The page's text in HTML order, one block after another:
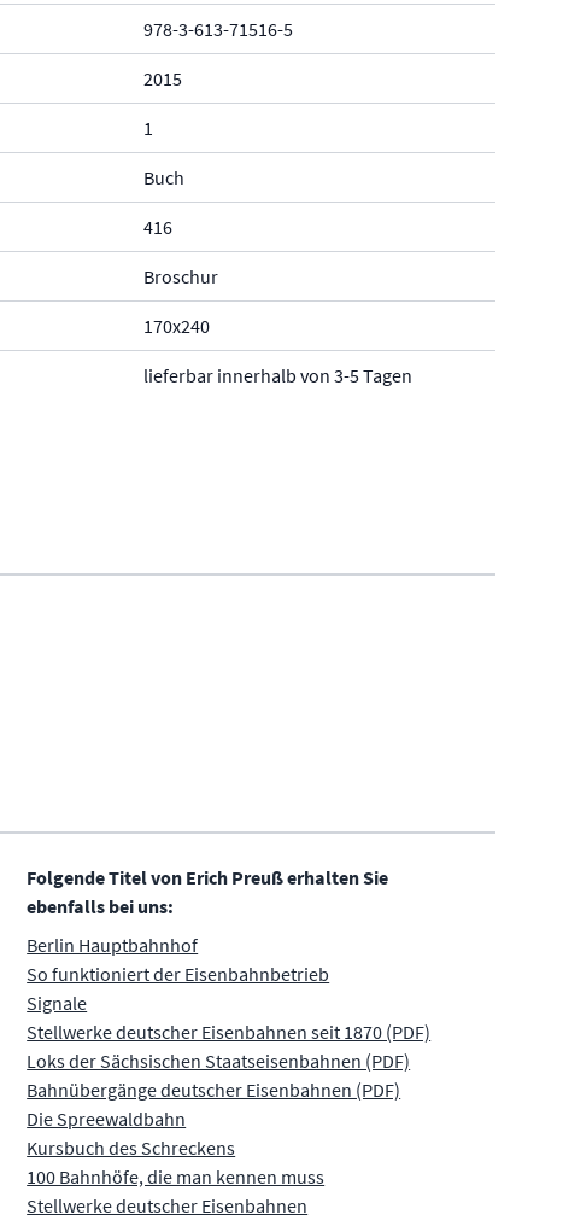
978-3-613-71516-5
2015
1
Buch
416
Broschur
170x240
lieferbar innerhalb von 3-5 Tagen
Folgende Titel von Erich Preuß erhalten Sie
ebenfalls bei uns:
Berlin Hauptbahnhof
So funktioniert der Eisenbahnbetrieb
Signale
Stellwerke deutscher Eisenbahnen seit 1870 (PDF)
Loks der Sächsischen Staatseisenbahnen (PDF)
Bahnübergänge deutscher Eisenbahnen (PDF)
Die Spreewaldbahn
Kursbuch des Schreckens
100 Bahnhöfe, die man kennen muss
Stellwerke deutscher Eisenbahnen